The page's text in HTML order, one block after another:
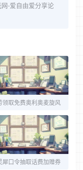
-爱自由爱分享论
领取免费奥利奥麦旋风
犀口令抽取话费加赠券